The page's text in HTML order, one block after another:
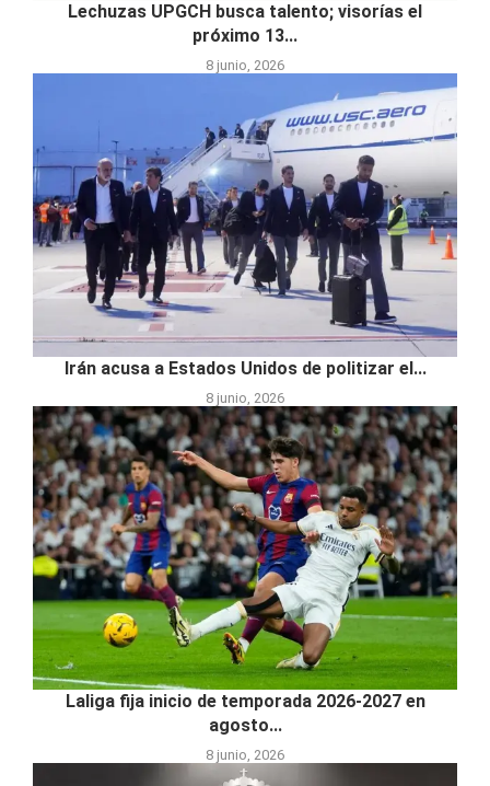
Lechuzas UPGCH busca talento; visorías el
próximo 13...
8 junio, 2026
Irán acusa a Estados Unidos de politizar el...
8 junio, 2026
Laliga fija inicio de temporada 2026-2027 en
agosto...
8 junio, 2026